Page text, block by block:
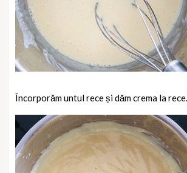
Încorporăm untul rece și dăm crema la rece.